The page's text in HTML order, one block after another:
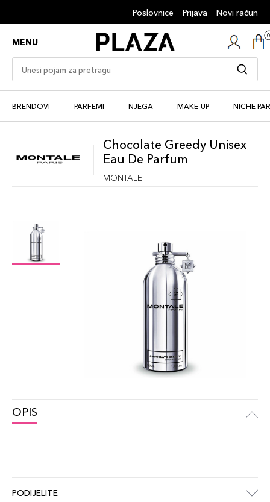
Poslovnice Prijava Novi račun
MENU
BRENDOVI PARFEMI NJEGA MAKE-UP NICHE
Chocolate Greedy Unisex
Eau De Parfum
MONTALE
OPIS
PODIJELITE